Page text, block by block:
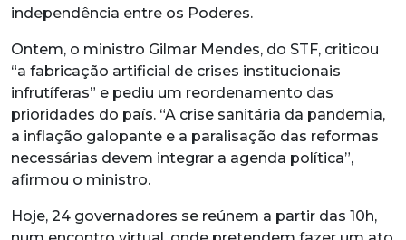
independência entre os Poderes.
Ontem, o ministro Gilmar Mendes, do STF, criticou
“a fabricação artificial de crises institucionais
infrutíferas” e pediu um reordenamento das
prioridades do país. “A crise sanitária da pandemia,
a inflação galopante e a paralisação das reformas
necessárias devem integrar a agenda política”,
afirmou o ministro.
Hoje, 24 governadores se reúnem a partir das 10h,